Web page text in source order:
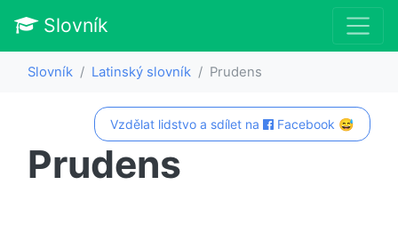
Slovník
Slovník Latinský slovník Prudens
Vzdělat lidstvo a sdílet na Facebook 😅
Prudens